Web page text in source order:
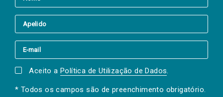
Aceito a Política de Utilização de Dados.
* Todos os campos são de preenchimento obrigatório.